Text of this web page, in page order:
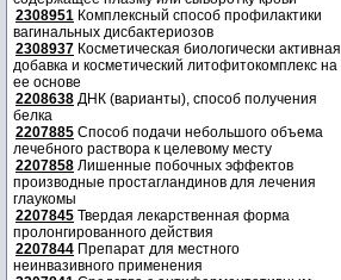
2308951 Комплексный способ профилактики
вагинальных дисбактериозов
2308937 Косметическая биологически активная
добавка и косметический литофитокомплекс на
ее основе
2208638 ДНК (варианты), способ получения
белка
2207885 Способ подачи небольшого объема
лечебного раствора к целевому месту
2207858 Лишенные побочных эффектов
производные простагландинов для лечения
глаукомы
2207845 Твердая лекарственная форма
пролонгированного действия
2207844 Препарат для местного
неинвазивного применения